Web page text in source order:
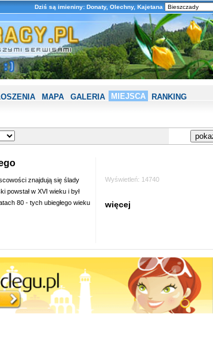
Dziś są imieniny: Donaty, Olechny, Kajetana
MAPA GALERIA MIEJSCA RANKING
znajdują się ślady
powstał w XVI wieku i był
80 - tych ubiegłego wieku
Wyświetleń: 14740
więcej